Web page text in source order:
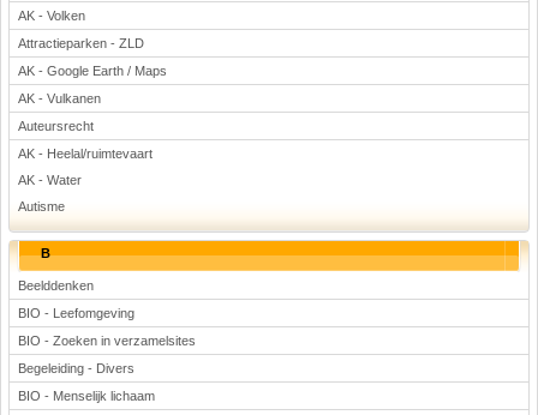
AK - Volken
Attractieparken - ZLD
AK - Google Earth / Maps
AK - Vulkanen
Auteursrecht
AK - Heelal/ruimtevaart
AK - Water
Autisme
B
Beelddenken
BIO - Leefomgeving
BIO - Zoeken in verzamelsites
Begeleiding - Divers
BIO - Menselijk lichaam